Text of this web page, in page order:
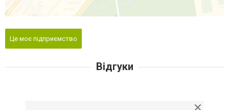
Це моє підприємство
Відгуки